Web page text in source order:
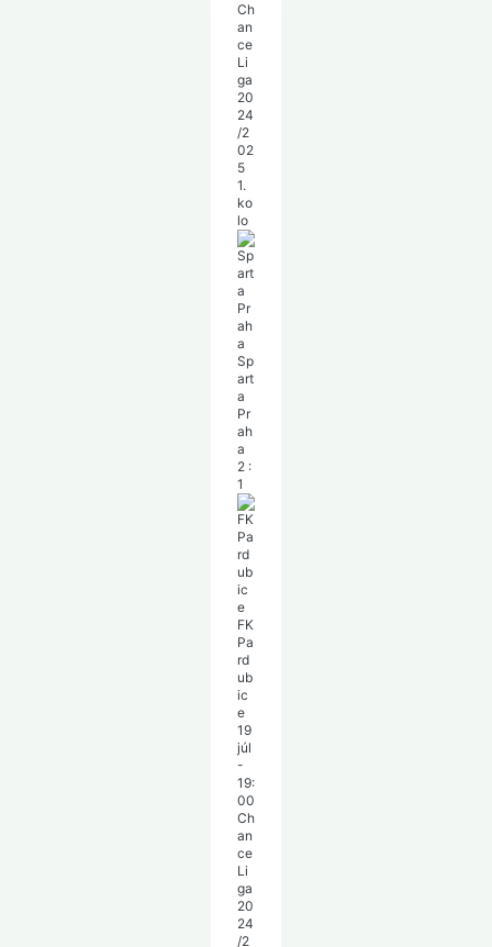
Ch
an
ce
Li
ga
20
24
/2
02
5
1.
ko
lo
Sp
art
a
Pr
ah
a
2 :
1
FK
Pa
rd
ub
ic
e
19
júl
-
19:
00
Ch
an
ce
Li
ga
20
24
/2